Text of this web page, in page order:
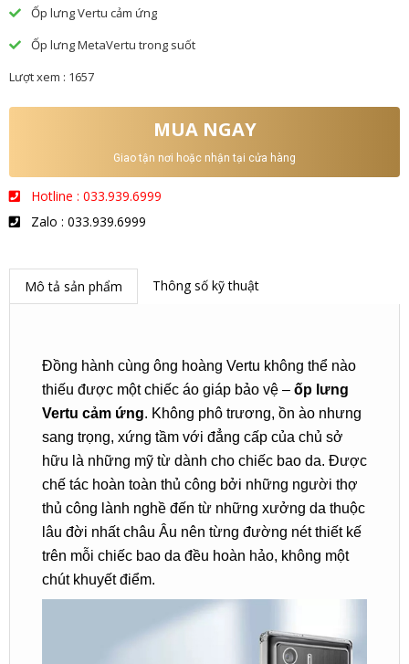
Ốp lưng Vertu cảm ứng
Ốp lưng MetaVertu trong suốt
Lượt xem : 1657
MUA NGAY
Giao tận nơi hoặc nhận tại cửa hàng
Hotline : 033.939.6999
Zalo : 033.939.6999
Mô tả sản phẩm Thông số kỹ thuật
Đồng hành cùng ông hoàng Vertu không thể nào
thiếu được một chiếc áo giáp bảo vệ – ốp lưng
Vertu cảm ứng. Không phô trương, ồn ào nhưng
sang trọng, xứng tầm với đẳng cấp của chủ sở
hữu là những mỹ từ dành cho chiếc bao da. Được
chế tác hoàn toàn thủ công bởi những người thợ
thủ công lành nghề đến từ những xưởng da thuộc
lâu đời nhất châu Âu nên từng đường nét thiết kế
trên mỗi chiếc bao da đều hoàn hảo, không một
chút khuyết điểm.